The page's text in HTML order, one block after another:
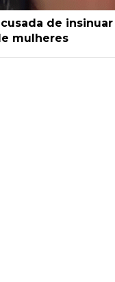
de
mulheres